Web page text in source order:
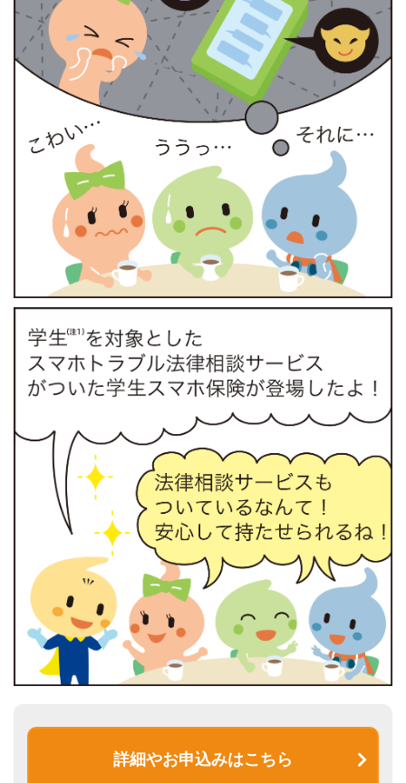
詳細やお申込みはこちら